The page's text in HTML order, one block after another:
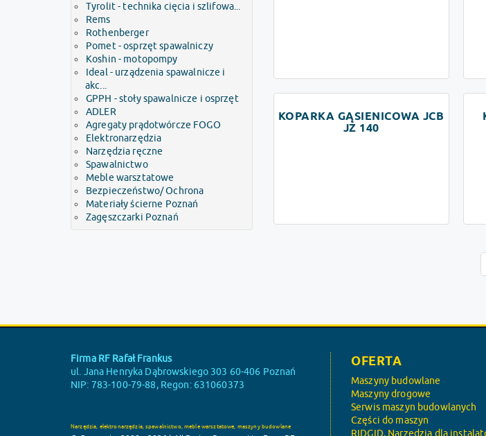
Tyrolit - technika cięcia i szlifowa...
Rems
Rothenberger
Pomet - osprzęt spawalniczy
Koshin - motopompy
Ideal - urządzenia spawalnicze i
akc...
GPPH - stoły spawalnicze i osprzęt
ADLER
Agregaty prądotwórcze FOGO
Elektronarzędzia
Narzędzia ręczne
Spawalnictwo
Meble warsztatowe
Bezpieczeństwo/ Ochrona
Materiały ścierne Poznań
Zagęszczarki Poznań
KOPARKA GĄSIENICOWA JCB
JZ 140
Firma RF Rafał Frankus
ul. Jana Henryka Dąbrowskiego 303 60-406 Poznań
NIP: 783-100-79-88, Regon: 631060373
Narzędzia, elektronarzędzia, spawalnictwo, meble warsztatowe, maszyny budowlane
OFERTA
Maszyny budowlane
Maszyny drogowe
Serwis maszyn budowlanych
Części do maszyn
RIDGID, Narzędzia dla